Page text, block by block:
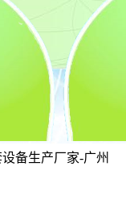
备生产厂家-广州